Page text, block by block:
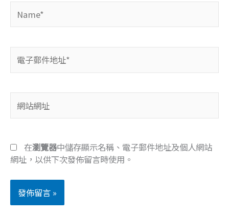
郵
件
地
址站
在瀏覽器中儲存顯示名稱、電子郵件地址及個人網站
網址，以供下次發佈留言時使用。